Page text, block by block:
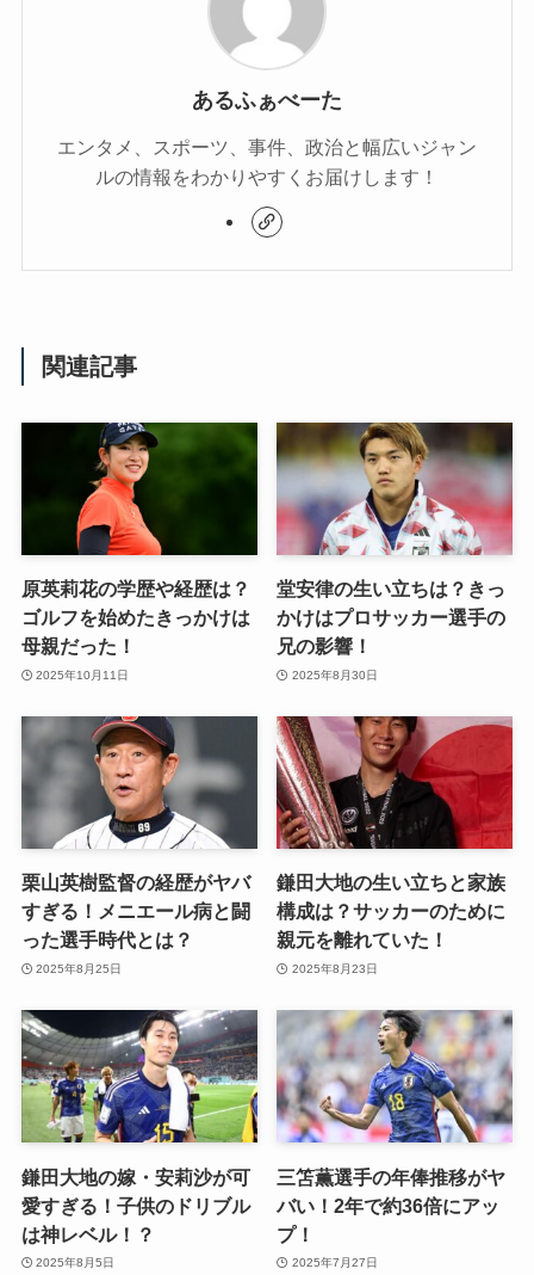
あるふぁべーた
エンタメ、スポーツ、事件、政治と幅広いジャン
ルの情報をわかりやすくお届けします！
関連記事
原英莉花の学歴や経歴は？
ゴルフを始めたきっかけは
母親だった！
2025年10月11日
堂安律の生い立ちは？きっ
かけはプロサッカー選手の
兄の影響！
2025年8月30日
栗山英樹監督の経歴がヤバ
すぎる！メニエール病と闘
った選手時代とは？
2025年8月25日
鎌田大地の生い立ちと家族
構成は？サッカーのために
親元を離れていた！
2025年8月23日
鎌田大地の嫁・安莉沙が可
愛すぎる！子供のドリブル
は神レベル！？
2025年8月5日
三笘薫選手の年俸推移がヤ
バい！2年で約36倍にアッ
プ！
2025年7月27日